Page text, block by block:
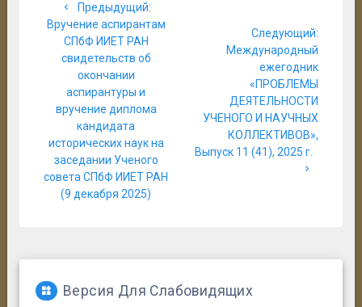
по
записям
Предыдущий:
запись:
Вручение аспирантам
СПбФ ИИЕТ РАН
свидетельств об
окончании
аспирантуры и
вручение диплома
кандидата
исторических наук на
заседании Ученого
совета СПбФ ИИЕТ РАН
(9 декабря 2025)
Следующий:
Международный
ежегодник
«ПРОБЛЕМЫ
ДЕЯТЕЛЬНОСТИ
УЧЕНОГО И НАУЧНЫХ
КОЛЛЕКТИВОВ»,
Выпуск 11 (41), 2025 г.
Версия Для Слабовидящих